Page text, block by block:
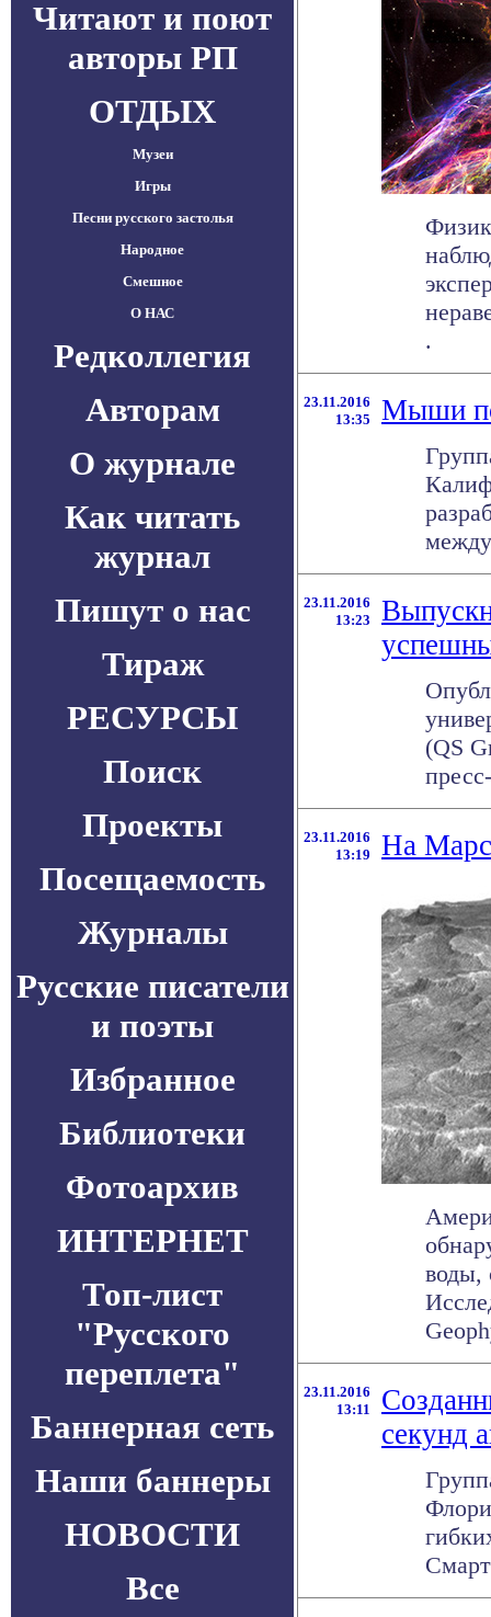
Читают и поют
авторы РП
ОТДЫХ
Музеи
Игры
Песни русского застолья
Народное
Смешное
О НАС
Редколлегия
Авторам
О журнале
Как читать
журнал
Пишут о нас
Тираж
РЕСУРСЫ
Поиск
Проекты
Посещаемость
Журналы
Русские писатели
и поэты
Избранное
Библиотеки
Фотоархив
ИНТЕРНЕТ
Топ-лист
"Русского
переплета"
Баннерная сеть
Наши баннеры
НОВОСТИ
Все
.
23.11.2016
13:35
Мыши
23.11.2016
13:23
(QS
23.11.2016
13:19
На
воды,
23.11.2016
13:11
секунд